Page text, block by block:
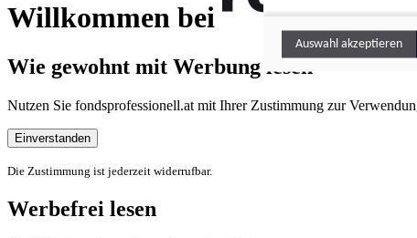
Willkommen bei
Wie gewohnt mit Werbung lesen
Nutzen Sie fondsprofessionell.at mit Ihrer Zustimmung zur
Einverstanden
Die Zustimmung ist jederzeit widerrufbar.
Werbefrei lesen
Auswahl akzeptieren